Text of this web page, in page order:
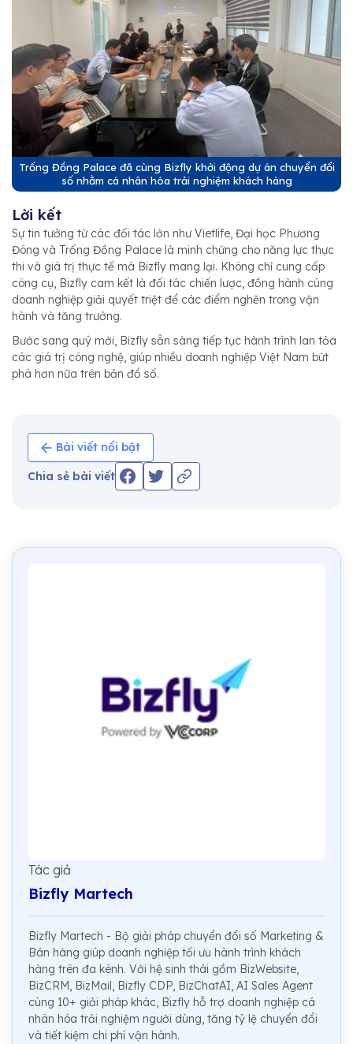
Trống Đồng Palace đã cùng Bizfly khởi động dự án chuyển đổi
số nhằm cá nhân hóa trải nghiệm khách hàng
Lời kết
Sự tin tưởng từ các đối tác lớn như Vietlife, Đại học Phương
Đông và Trống Đồng Palace là minh chứng cho năng lực thực
thi và giá trị thực tế mà Bizfly mang lại. Không chỉ cung cấp
công cụ, Bizfly cam kết là đối tác chiến lược, đồng hành cùng
doanh nghiệp giải quyết triệt để các điểm nghẽn trong vận
hành và tăng trưởng.
Bước sang quý mới, Bizfly sẵn sàng tiếp tục hành trình lan tỏa
các giá trị công nghệ, giúp nhiều doanh nghiệp Việt Nam bứt
phá hơn nữa trên bản đồ số.
Bài viết nổi bật
Chia sẻ bài viết
Tác giả
Bizfly Martech
Bizfly Martech - Bộ giải pháp chuyển đổi số Marketing &
Bán hàng giúp doanh nghiệp tối ưu hành trình khách
hàng trên đa kênh. Với hệ sinh thái gồm BizWebsite,
BizCRM, BizMail, Bizfly CDP, BizChatAI, AI Sales Agent
cùng 10+ giải pháp khác, Bizfly hỗ trợ doanh nghiệp cá
nhân hóa trải nghiệm người dùng, tăng tỷ lệ chuyển đổi
và tiết kiệm chi phí vận hành.